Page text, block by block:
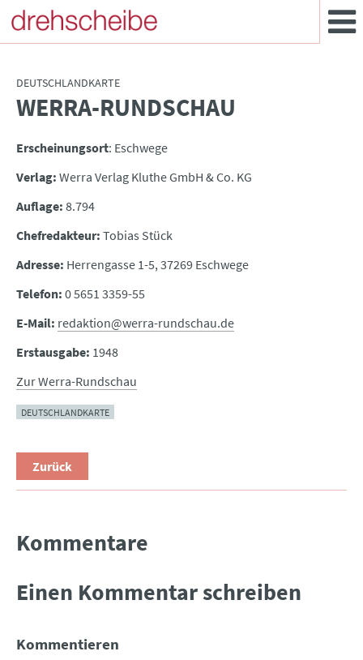
DEUTSCHLANDKARTE
:WERRA-RUNDSCHAU
Erscheinungsort: Eschwege
Verlag: Werra Verlag Kluthe GmbH & Co. KG
Auflage: 8.794
Chefredakteur: Tobias Stück
Adresse: Herrengasse 1-5, 37269 Eschwege
Telefon: 0 5651 3359-55
E-Mail: redaktion@werra-rundschau.de
Erstausgabe: 1948
Zur Werra-Rundschau
DEUTSCHLANDKARTE
Zurück
Kommentare
Einen Kommentar schreiben
Kommentieren